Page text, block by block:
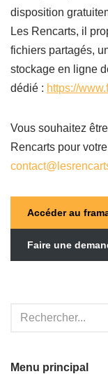
disposition
Les Rencarts, il
fichiers partagés,
stockage en ligne
dédié : https://
Vous souhaitez
Rencarts pour
Accéder au
Faire une
Menu principal